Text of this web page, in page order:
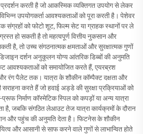
प्रदर्शन करती है जो आकस्मिक व्यक्तिगत उपयोग से लेकर
उपयोगकर्ता आवश्यकताओं को पूरा करती है। पेशेवर
संग्रहों को फोटो शूट, फिल्म सेट या ग्राहक स्थानों पर ले
हो सकती है तो महत्वपूर्ण वित्तीय नुकसान और
है, तो उच्च संगठनात्मक क्षमताओं और सुरक्षात्मक गुणों
दर्शन अनुकूलन योग्य आंतरिक डिब्बों की अनुमति
आवश्यकताओं को समायोजित करते हैं, एयरब्रश
पैलेट तक। यात्रा के शौकीन कॉम्पैक्ट दक्षता और
करते हैं जो हवाई अड्डे की सुरक्षा प्रक्रियाओं को
निर्माण कॉस्मेटिक स्पिल को कपड़ों या अन्य यात्रा
है, जबकि संगठित लेआउट तेज यात्रा कार्यक्रमों के दौरान
और पहुंच की अनुमति देता है। फिटनेस के शौकीन
और आसानी से साफ करने वाले गुणों से लाभान्वित होते